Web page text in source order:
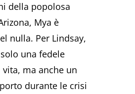
della popolosa
Mya è
nulla. Per Lindsay,
una fedele
ma anche un
durante le crisi